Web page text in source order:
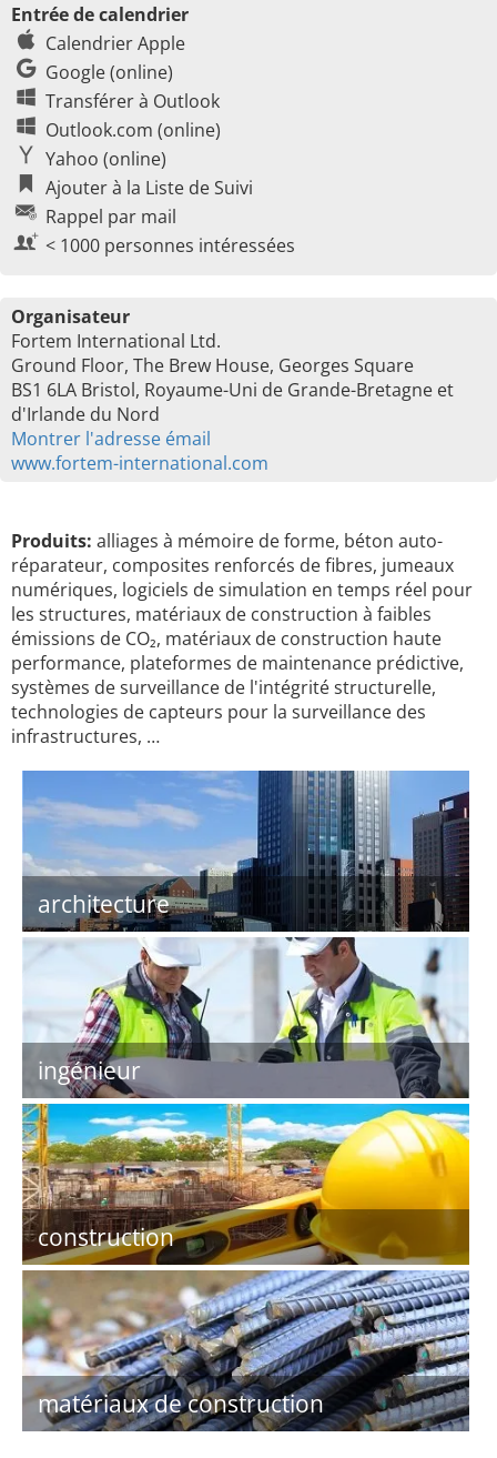
Entrée de calendrier
Calendrier Apple
Google (online)
Transférer à Outlook
Outlook.com (online)
Yahoo (online)
Ajouter à la Liste de Suivi
Rappel par mail
< 1000 personnes intéressées
Organisateur
Fortem International Ltd.
Ground Floor, The Brew House, Georges Square
BS1 6LA Bristol, Royaume-Uni de Grande-Bretagne et
d'Irlande du Nord
Montrer l'adresse émail
www.fortem-international.com
Produits: alliages à mémoire de forme, béton auto-
réparateur, composites renforcés de fibres, jumeaux
numériques, logiciels de simulation en temps réel pour
les structures, matériaux de construction à faibles
émissions de CO₂, matériaux de construction haute
performance, plateformes de maintenance prédictive,
systèmes de surveillance de l'intégrité structurelle,
technologies de capteurs pour la surveillance des
infrastructures, …
architecture
ingénieur
construction
matériaux de construction